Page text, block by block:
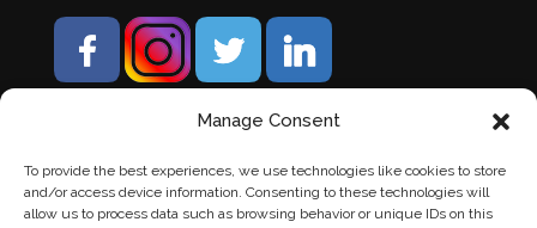
Manage Consent
To provide the best experiences, we use technologies like cookies to store
and/or access device information. Consenting to these technologies will
allow us to process data such as browsing behavior or unique IDs on this